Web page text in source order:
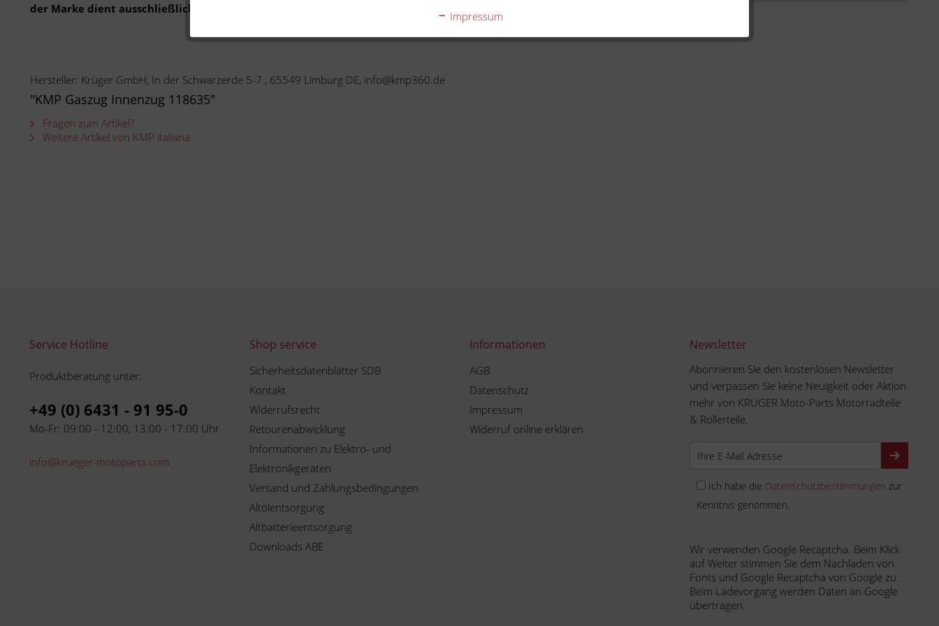
der Marke dient ausschließlich der Bestimmung der Kompatibilität.
Hersteller: Krüger GmbH, In der Schwarzerde 5-7 , 65549 Limburg DE, info@kmp360.de
"KMP Gaszug Innenzug 118635"
Fragen zum Artikel?
Weitere Artikel von KMP italiana
Service Hotline
Produktberatung unter:
+49 (0) 6431 - 91 95-0
Mo-Fr: 09:00 - 12:00, 13:00 - 17:00 Uhr
info@krueger-motoparts.com
Shop service
Sicherheitsdatenblätter SDB
Kontakt
Widerrufsrecht
Retourenabwicklung
Informationen zu Elektro- und
Elektronikgeräten
Versand und Zahlungsbedingungen
Altölentsorgung
Altbatterieentsorgung
Downloads ABE
Informationen
AGB
Datenschutz
Impressum
Widerruf online erklären
Newsletter
Abonnieren Sie den kostenlosen Newsletter
und verpassen Sie keine Neuigkeit oder Aktion
mehr von KRÜGER Moto-Parts Motorradteile
& Rollerteile.
Ich habe die Datenschutzbestimmungen zur
Kenntnis genommen.
Wir verwenden Google Recaptcha. Beim Klick
auf Weiter stimmen Sie dem Nachladen von
Fonts und Google Recaptcha von Google zu.
Beim Ladevorgang werden Daten an Google
übertragen.
Impressum